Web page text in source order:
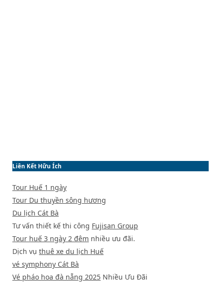
Liên Kết Hữu Ích
Tour Huế 1 ngày
Tour Du thuyền sông hương
Du lịch Cát Bà
Tư vấn thiết kế thi công Fujisan Group
Tour huế 3 ngày 2 đêm nhiều ưu đãi.
Dịch vụ thuê xe du lịch Huế
vé symphony Cát Bà
Vé pháo hoa đà nẵng 2025 Nhiều Ưu Đãi